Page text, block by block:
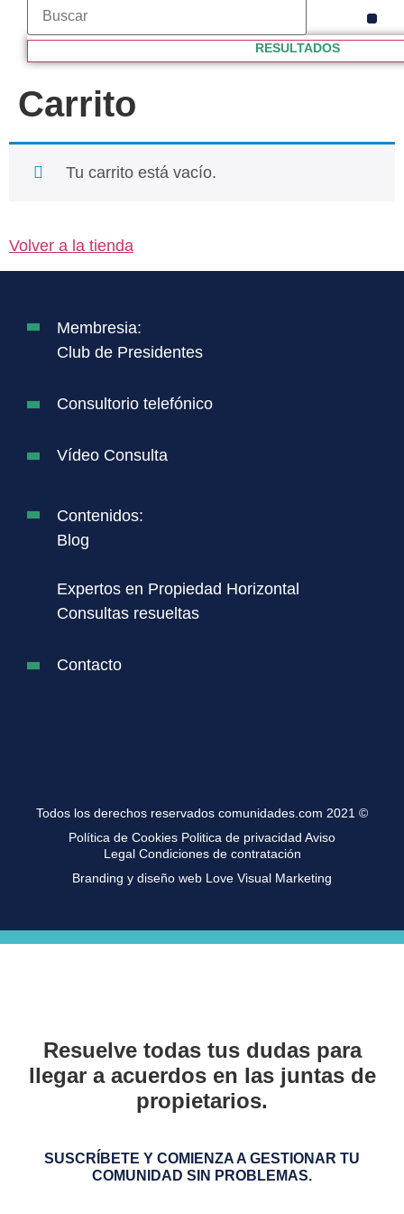
RESULTADOS
Carrito
Tu carrito está vacío.
Volver a la tienda
Membresia:
Club de Presidentes
Consultorio telefónico
Vídeo Consulta
Todos los derechos reservados comunidades.com 2021 ©
Política de Cookies Politica de privacidad Aviso
Legal Condiciones de contratación
Branding y diseño web Love Visual Marketing
Contenidos:
Blog
Expertos en Propiedad Horizontal
Consultas resueltas
Contacto
Resuelve todas tus dudas para
llegar a acuerdos en las juntas de
propietarios.
SUSCRÍBETE Y COMIENZA A GESTIONAR TU
COMUNIDAD SIN PROBLEMAS.